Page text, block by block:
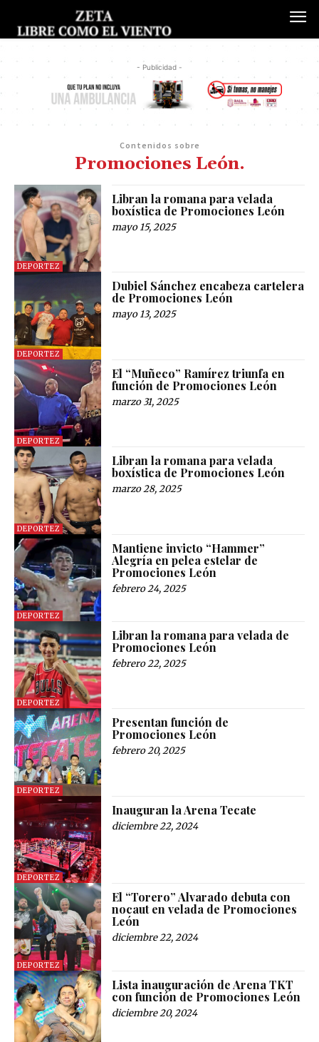
- Publicidad -
Contenidos sobre
Promociones León.
DEPORTEZ
Libran la romana para velada
boxística de Promociones León
mayo 15, 2025
DEPORTEZ
Dubiel Sánchez encabeza cartelera
de Promociones León
mayo 13, 2025
DEPORTEZ
El “Muñeco” Ramírez triunfa en
función de Promociones León
marzo 31, 2025
DEPORTEZ
Libran la romana para velada
boxística de Promociones León
marzo 28, 2025
DEPORTEZ
Mantiene invicto “Hammer”
Alegría en pelea estelar de
Promociones León
febrero 24, 2025
DEPORTEZ
Libran la romana para velada de
Promociones León
febrero 22, 2025
DEPORTEZ
Presentan función de
Promociones León
febrero 20, 2025
DEPORTEZ
Inauguran la Arena Tecate
diciembre 22, 2024
DEPORTEZ
El “Torero” Alvarado debuta con
nocaut en velada de Promociones
León
diciembre 22, 2024
Lista inauguración de Arena TKT
con función de Promociones León
diciembre 20, 2024